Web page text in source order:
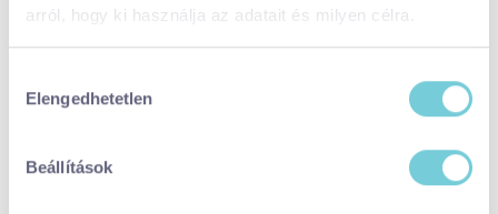
arról, hogy ki használja az adatait és milyen célra.
Információgyűjtés az Ön földrajzi
Az Ön készülékén beazonosítása annak konkrét
tulajdonságainak (ujjlenyomat) aktív ellenőrzésével
kiválasztása
Elengedhetetlen
Beállítások
FügeFeszt 2025 - őszi gasztrofesztivál a